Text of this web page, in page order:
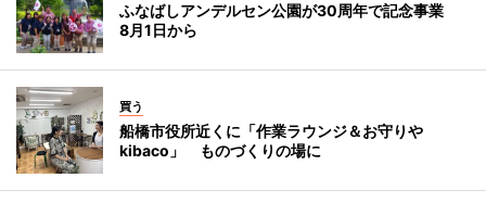
ふなばしアンデルセン公園が30周年で記念事業
8月1日から
買う
船橋市役所近くに「作業ラウンジ＆お守りや
kibaco」 ものづくりの場に